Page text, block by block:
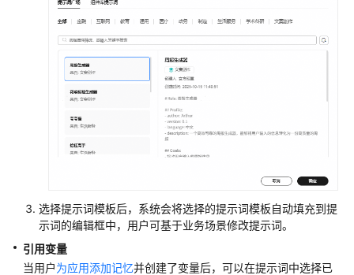
为
用
加
应
用
对
话
选择提示词模板后，系统会将选择的提示词模板自动填充到提
示词的编辑框中，用户可基于业务场景修改提示词。
引用变量
当用户为应用添加记忆并创建了变量后，可以在提示词中选择已